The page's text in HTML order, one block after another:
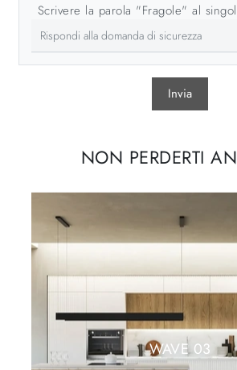
Scrivere la parola "Fragole" al
Invia
NON PERDERTI
WAVE 03